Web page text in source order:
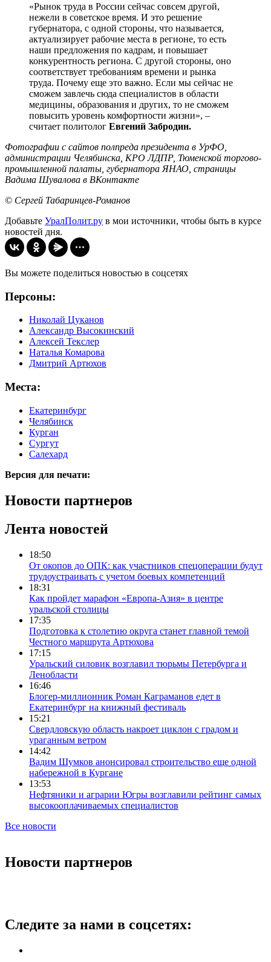
«Рынок труда в России сейчас совсем другой,
нежели в советское время. И это решение
губернатора, с одной стороны, что называется,
актуализирует рабочие места в регионе, то есть
наши предложения по кадрам, и повышает
конкурентность региона. С другой стороны, оно
соответствует требованиям времени и рынка
труда. Почему еще это важно. Если мы сейчас не
сможем завлечь сюда специалистов в области
медицины, образования и других, то не сможем
повысить уровень комфортности жизни», –
считает политолог Евгений Забродин.
Фотографии с сайтов полпреда президента в УрФО,
администрации Челябинска, КРО ЛДПР, Тюменской торгово-
промышленной палаты, губернатора ЯНАО, страницы
Вадима Шувалова в ВКонтакте
© Сергей Табаринцев-Романов
Добавьте УралПолит.ру в мои источники, чтобы быть в курсе
новостей дня.
Вы можете поделиться новостью в соцсетях
Персоны:
Николай Цуканов
Александр Высокинский
Алексей Текслер
Наталья Комарова
Дмитрий Артюхов
Места:
Екатеринбург
Челябинск
Курган
Сургут
Салехард
Версия для печати:
Новости партнеров
Лента новостей
18:50
От окопов до ОПК: как участников спецоперации будут
трудоустраивать с учетом боевых компетенций
18:31
Как пройдет марафон «Европа-Азия» в центре
уральской столицы
17:35
Подготовка к столетию округа станет главной темой
Честного маршрута Артюхова
17:15
Уральский силовик возглавил тюрьмы Петербурга и
Ленобласти
16:46
Блогер-миллионник Роман Каграманов едет в
Екатеринбург на книжный фестиваль
15:21
Свердловскую область накроет циклон с градом и
ураганным ветром
14:42
Вадим Шумков анонсировал строительство еще одной
набережной в Кургане
13:53
Нефтяники и аграрии Югры возглавили рейтинг самых
высокооплачиваемых специалистов
Все новости
Новости партнеров
Следите за нами в соцсетях: